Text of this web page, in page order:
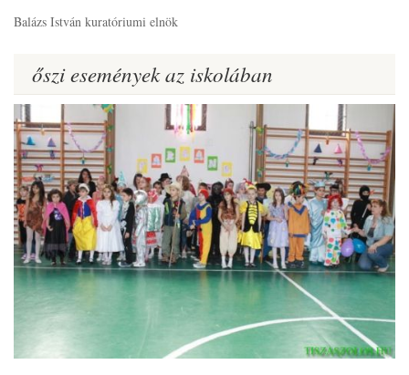
Balázs István kuratóriumi elnök
őszi események az iskolában